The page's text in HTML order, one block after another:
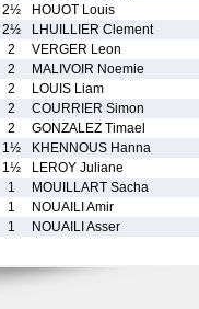
2½ HOUOT Louis
2½ LHUILLIER Clement
2 VERGER Leon
2 MALIVOIR Noemie
2 LOUIS Liam
2 COURRIER Simon
2 GONZALEZ Timael
1½ KHENNOUS Hanna
1½ LEROY Juliane
1 MOUILLART Sacha
1 NOUAILI Amir
1 NOUAILI Asser